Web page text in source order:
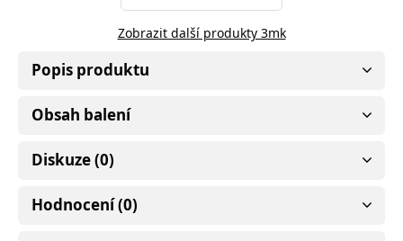
Zobrazit další produkty 3mk
Popis produktu
Obsah balení
Diskuze (0)
Hodnocení (0)